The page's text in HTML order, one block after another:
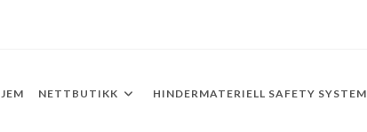
NETTBUTIKK HINDERMATERIELL SAFETY SYSTEM